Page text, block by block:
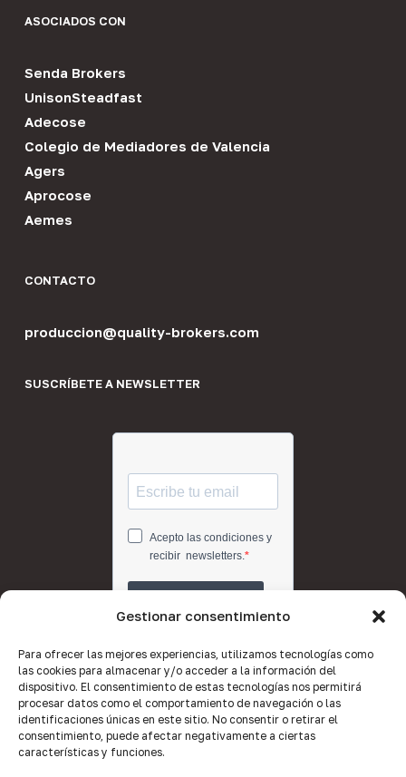
Gestionar consentimiento
Para ofrecer las mejores experiencias, utilizamos tecnologías como
las cookies para almacenar y/o acceder a la información del
dispositivo. El consentimiento de estas tecnologías nos permitirá
procesar datos como el comportamiento de navegación o las
identificaciones únicas en este sitio. No consentir o retirar el
consentimiento, puede afectar negativamente a ciertas
características y funciones.
ASOCIADOS CON
Senda Brokers
UnisonSteadfast
Adecose
Colegio de Mediadores de Valencia
Agers
Aprocose
Aemes
CONTACTO
produccion@quality-brokers.com
SUSCRÍBETE A NEWSLETTER